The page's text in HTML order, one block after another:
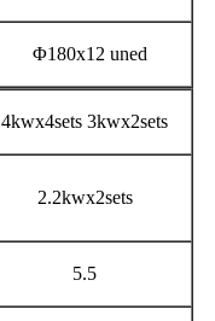
Φ180x12 uned
4kwx4sets 3kwx2sets
2.2kwx2sets
5.5